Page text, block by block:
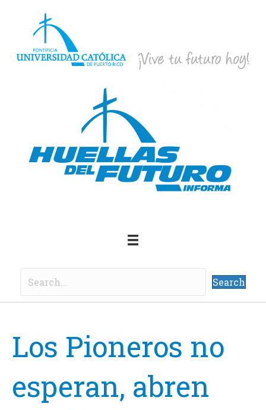
Search
Los Pioneros no
esperan, abren